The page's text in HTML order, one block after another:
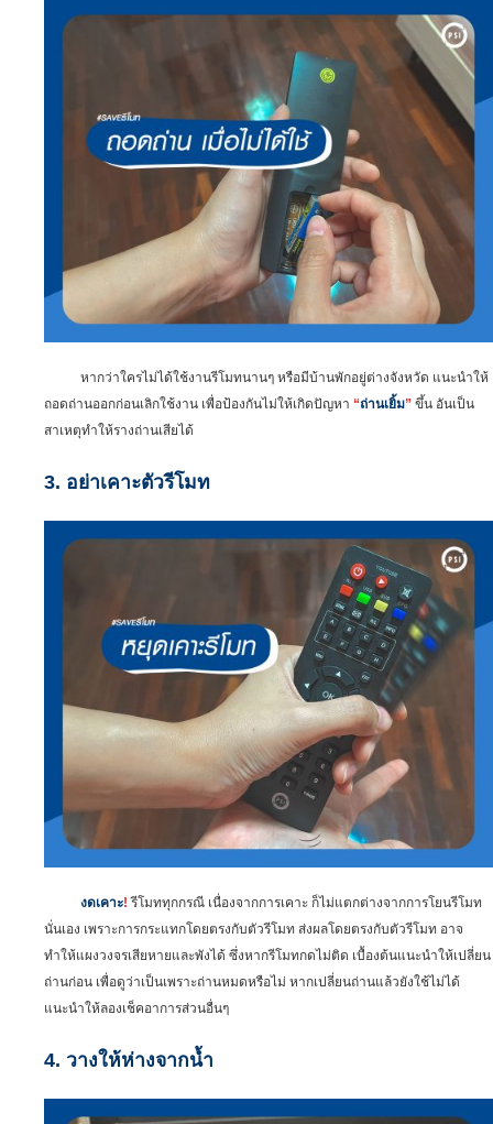
หากว่าใครไม่ได้ใช้งานรีโมทนานๆ หรือมีบ้านพักอยู่ต่างจังหวัด แนะนำให้
ถอดถ่านออกก่อนเลิกใช้งาน เพื่อป้องกันไม่ให้เกิดปัญหา “ถ่านเยิ้ม” ขึ้น อันเป็น
สาเหตุทำให้รางถ่านเสียได้
3. อย่าเคาะตัวรีโมท
งดเคาะ! รีโมททุกกรณี เนื่องจากการเคาะ ก็ไม่แตกต่างจากการโยนรีโมท
นั่นเอง เพราะการกระแทกโดยตรงกับตัวรีโมท ส่งผลโดยตรงกับตัวรีโมท อาจ
ทำให้แผงวงจรเสียหายและพังได้ ซึ่งหากรีโมทกดไม่ติด เบื้องต้นแนะนำให้เปลี่ยน
ถ่านก่อน เพื่อดูว่าเป็นเพราะถ่านหมดหรือไม่ หากเปลี่ยนถ่านแล้วยังใช้ไม่ได้
แนะนำให้ลองเช็คอาการส่วนอื่นๆ
4. วางให้ห่างจากน้ำ